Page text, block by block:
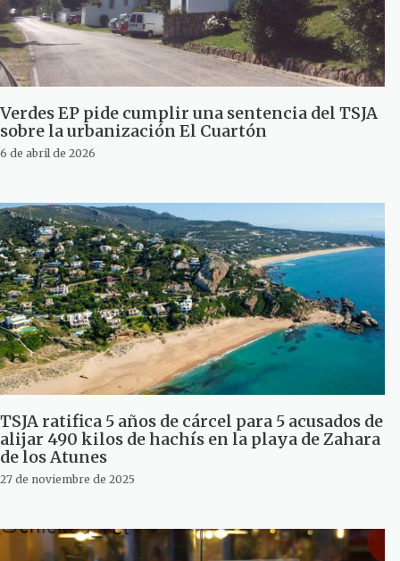
Verdes EP pide cumplir una sentencia del TSJA
sobre la urbanización El Cuartón
6 de abril de 2026
TSJA ratifica 5 años de cárcel para 5 acusados de
alijar 490 kilos de hachís en la playa de Zahara
de los Atunes
27 de noviembre de 2025